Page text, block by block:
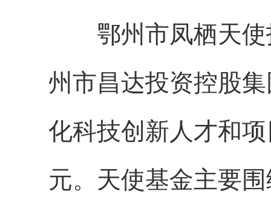
鄂州市凤栖天使
州市昌达投资控股
化科技创新人才和
元。天使基金主要